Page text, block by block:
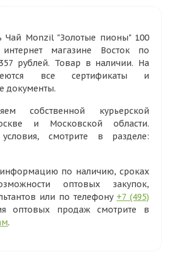
Чай Monzil "Золотые пионы" 100
магазине Восток по
рублей. Товар в наличии. На
все сертификаты и
документы.
собственной курьерской
и Московской области.
смотрите в разделе:
по наличию, сроках
оптовых закупок,
или по телефону +7 (495)
оптовых продаж смотрите в
.